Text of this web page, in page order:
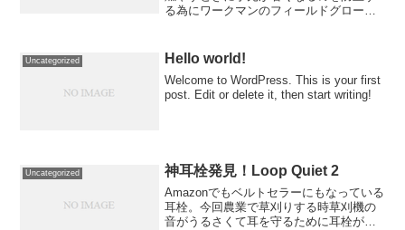
る為にワークマンのフィールドグローブ
います。結論、耐熱手袋はこれを買っと
Uncategorized Hello world!
Welcome to WordPress. This is your first
post. Edit or delete it, then start writing!
Uncategorized 神耳栓発見！Loop Quiet 2
Amazonでもベルトセラーにもなっている
耳栓。今回農業で草刈りする時草刈機の
音がうるさくて耳を守るために耳栓がほ